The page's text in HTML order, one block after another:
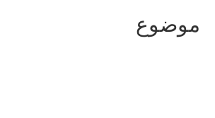
موضوع